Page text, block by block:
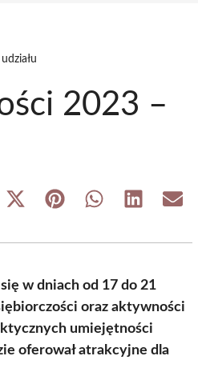
2023 –
Share
(Twitter)
Share Share Share Share
w dniach od 17 do 21
oraz aktywności
umiejętności
oferował atrakcyjne dla